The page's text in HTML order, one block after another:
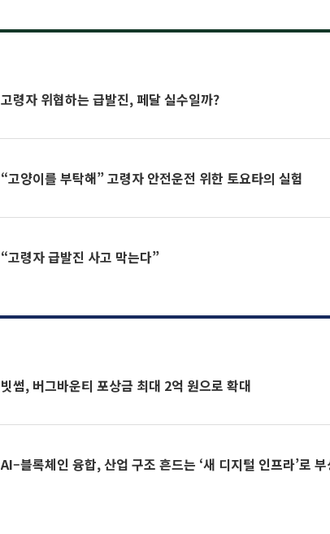
고령자 위협하는 급발진, 페달 실수일까?
“고양이를 부탁해” 고령자 안전운전 위한 토요타의 실험
“고령자 급발진 사고 막는다”
빗썸, 버그바운티 포상금 최대 2억 원으로 확대
AI–블록체인 융합, 산업 구조 흔드는 ‘새 디지털 인프라’로